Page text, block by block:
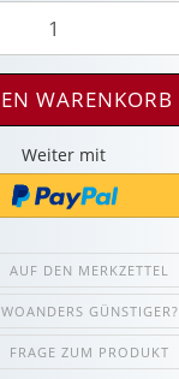
Weiter mit
AUF DEN MERKZETTEL
WOANDERS GÜNSTIGER?
FRAGE ZUM PRODUKT